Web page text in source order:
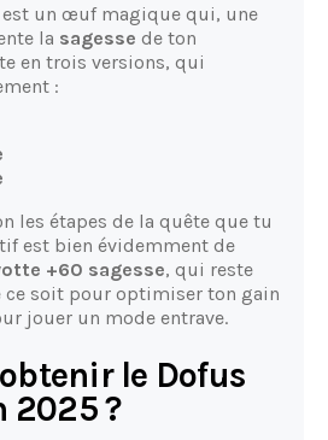
est un œuf magique qui, une
la sagesse de ton
en trois versions, qui
:
les étapes de la quête que tu
est bien évidemment de
+60 sagesse, qui reste
ce soit pour optimiser ton gain
jouer un mode entrave.
le Dofus
2025 ?